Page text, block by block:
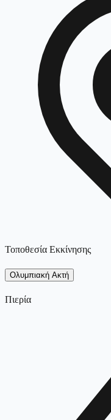
Τοποθεσία Εκκίνησης
Ολυμπιακή Ακτή
Πιερία